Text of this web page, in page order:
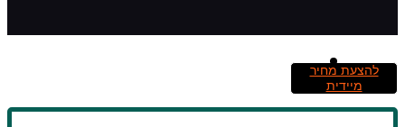
להצעת מחיר
מיידית